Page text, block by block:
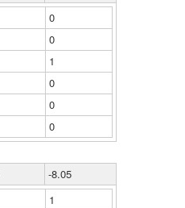
0
0
1
0
0
0
-8.05
1